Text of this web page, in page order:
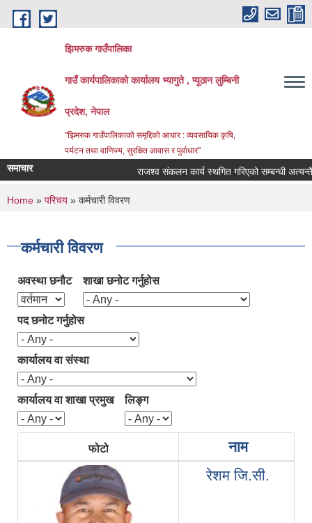
Skip to main content
झिमरुक गाउँपालिका
गाउँ कार्यपालिकाको कार्यालय भ्यागुते , प्यूठान लुम्बिनी
प्रदेश, नेपाल
"झिमरुक गाउँपालिकाको समृद्दिको आधार : व्यवसायिक कृषि,
पर्यटन तथा वाणिज्य, सुरक्षित आवास र पुर्वाधार"
समाचार राजश्व संकलन कार्य स्थगित गरिएको सम्बन्धी अत्यन्तै
You are here
Home » परिचय » कर्मचारी विवरण
कर्मचारी विवरण
अवस्था छनौट शाखा छनोट गर्नुहोस
पद छनोट गर्नुहोस
कार्यालय वा संस्था
कार्यालय वा शाखा प्रमुख लिङ्ग
फोटो
नाम
रेशम जि.सी.